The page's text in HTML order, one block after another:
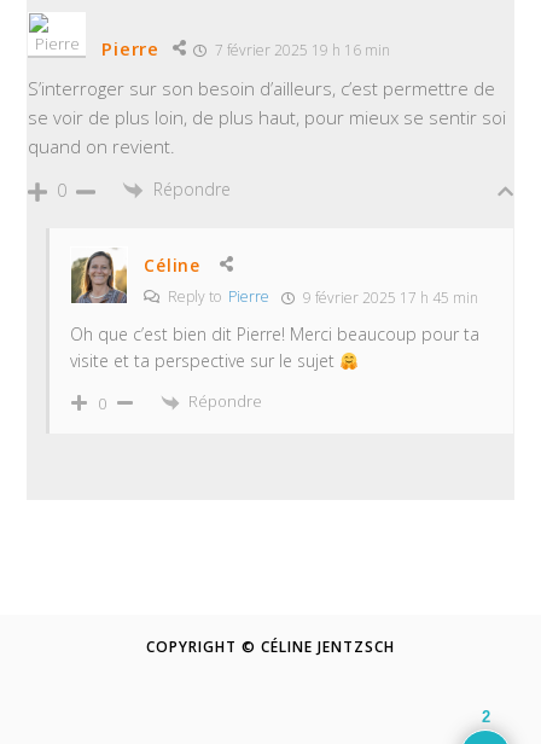
Pierre 7 février 2025 19 h 16 min
S’interroger sur son besoin d’ailleurs, c’est permettre de
se voir de plus loin, de plus haut, pour mieux se sentir soi
quand on revient.
0 Répondre
Céline
Reply to Pierre 9 février 2025 17 h 45 min
Oh que c’est bien dit Pierre! Merci beaucoup pour ta
visite et ta perspective sur le sujet
0 Répondre
COPYRIGHT © CÉLINE JENTZSCH
2